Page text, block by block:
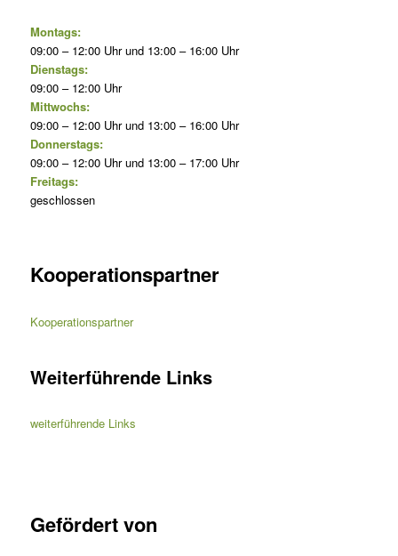
Montags:
09:00 – 12:00 Uhr und 13:00 – 16:00 Uhr
Dienstags:
09:00 – 12:00 Uhr
Mittwochs:
09:00 – 12:00 Uhr und 13:00 – 16:00 Uhr
Donnerstags:
09:00 – 12:00 Uhr und 13:00 – 17:00 Uhr
Freitags:
geschlossen
Kooperationspartner
Kooperationspartner
Weiterführende Links
weiterführende Links
Gefördert von